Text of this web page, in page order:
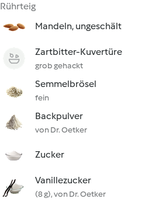
Rührteig
Mandeln, ungeschält
Zartbitter-Kuvertüre
grob gehackt
Semmelbrösel
fein
Backpulver
von Dr. Oetker
Zucker
Vanillezucker
(8 g), von Dr. Oetker